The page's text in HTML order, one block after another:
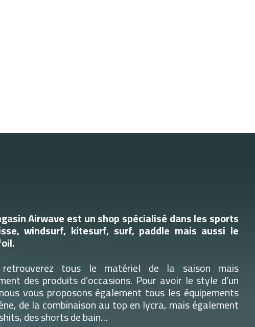
Airwave est un shop spécialisé dans les sports
windsurf, kitesurf, surf, paddle mais aussi le
tous le matériel de la saison mais
des produits d’occasions. Pour avoir le style d’un
vous proposons également tous les équipements
de la combinaison au top en lycra, mais également
des shorts de bain…